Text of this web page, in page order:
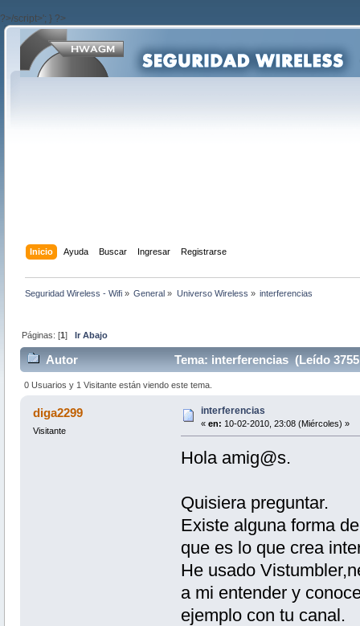
?>/script>'; } ?>
Inicio Ayuda Buscar Ingresar Registrarse
Seguridad Wireless - Wifi » General » Universo Wireless » interferencias
Páginas: [1]Ir Abajo
Autor Tema: interferencias (Leído
0 Usuarios y 1 Visitante están viendo este tema.
diga2299
Visitante
interferencias
« en: 10-02-2010, 23:08 (Miércoles) »
Hola amig@s.
Quisiera preguntar.
Existe alguna forma
que es lo que crea
He usado
a mi entender y
ejemplo con tu canal.